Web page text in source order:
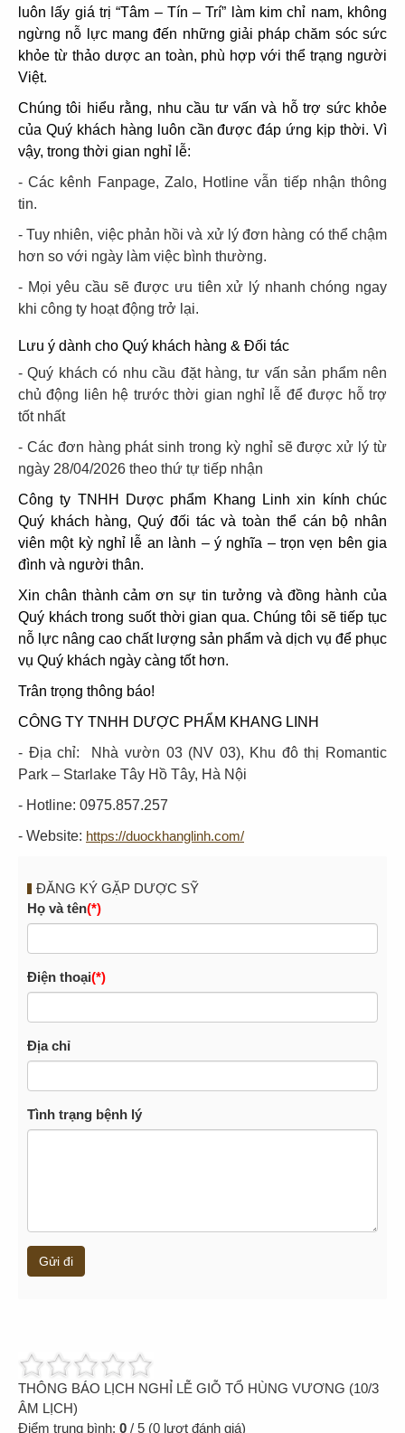
luôn lấy giá trị “Tâm – Tín – Trí” làm kim chỉ nam, không
ngừng nỗ lực mang đến những giải pháp chăm sóc sức
khỏe từ thảo dược an toàn, phù hợp với thể trạng người
Việt.
Chúng tôi hiểu rằng, nhu cầu tư vấn và hỗ trợ sức khỏe
của Quý khách hàng luôn cần được đáp ứng kịp thời. Vì
vậy, trong thời gian nghỉ lễ:
- Các kênh Fanpage, Zalo, Hotline vẫn tiếp nhận thông
tin.
- Tuy nhiên, việc phản hồi và xử lý đơn hàng có thể chậm
hơn so với ngày làm việc bình thường.
- Mọi yêu cầu sẽ được ưu tiên xử lý nhanh chóng ngay
khi công ty hoạt động trở lại.
Lưu ý dành cho Quý khách hàng & Đối tác
- Quý khách có nhu cầu đặt hàng, tư vấn sản phẩm nên
chủ động liên hệ trước thời gian nghỉ lễ để được hỗ trợ
tốt nhất
- Các đơn hàng phát sinh trong kỳ nghỉ sẽ được xử lý từ
ngày 28/04/2026 theo thứ tự tiếp nhận
Công ty TNHH Dược phẩm Khang Linh xin kính chúc
Quý khách hàng, Quý đối tác và toàn thể cán bộ nhân
viên một kỳ nghỉ lễ an lành – ý nghĩa – trọn vẹn bên gia
đình và người thân.
Xin chân thành cảm ơn sự tin tưởng và đồng hành của
Quý khách trong suốt thời gian qua. Chúng tôi sẽ tiếp tục
nỗ lực nâng cao chất lượng sản phẩm và dịch vụ để phục
vụ Quý khách ngày càng tốt hơn.
Trân trọng thông báo!
CÔNG TY TNHH DƯỢC PHẨM KHANG LINH
- Địa chỉ: Nhà vườn 03 (NV 03), Khu đô thị Romantic
Park – Starlake Tây Hồ Tây, Hà Nội
- Hotline: 0975.857.257
- Website: https://duockhanglinh.com/
ĐĂNG KÝ GẶP DƯỢC SỸ
Họ và tên(*)
Điện thoại(*)
Địa chỉ
Tình trạng bệnh lý
Gửi đi
THÔNG BÁO LỊCH NGHỈ LỄ GIỖ TỔ HÙNG VƯƠNG (10/3
ÂM LỊCH)
Điểm trung bình: 0 / 5 (0 lượt đánh giá)